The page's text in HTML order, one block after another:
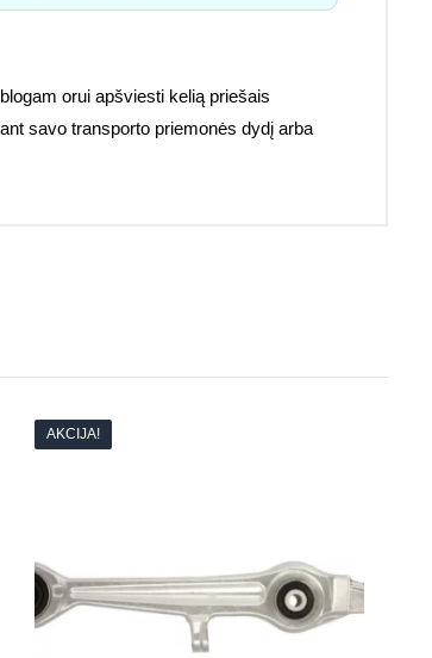
orui apšviesti kelią priešais
savo transporto priemonės dydį arba
AKCIJA!